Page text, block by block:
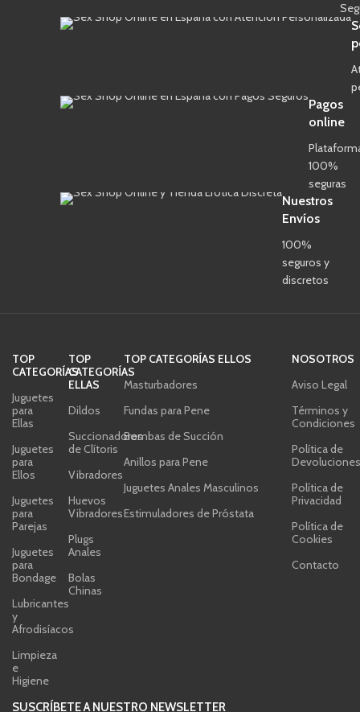
Pagos
online
100%
seguras
Nuestros
Envíos
100%
seguros y
discretos
TOP
CATEGORÍAS
Juguetes
para
Ellas
Juguetes
para
Ellos
Juguetes
para
Parejas
Juguetes
para
Bondage
Lubricantes
y
Afrodisíacos
Limpieza
e
Higiene
TOP
CATEGORÍAS
ELLAS
Dildos
Succionadores
de Clítoris
Vibradores
Huevos
Vibradores
Plugs
Anales
Bolas
Chinas
TOP CATEGORÍAS ELLOS
Masturbadores
Fundas para Pene
Bombas de Succión
Anillos para Pene
Juguetes Anales Masculinos
Estimuladores de Próstata
NOSOTROS
Aviso Legal
Términos y
Condiciones
Política de
Política de
Privacidad
Política de
Cookies
Contacto
SUSCRÍBETE A NUESTRO NEWSLETTER